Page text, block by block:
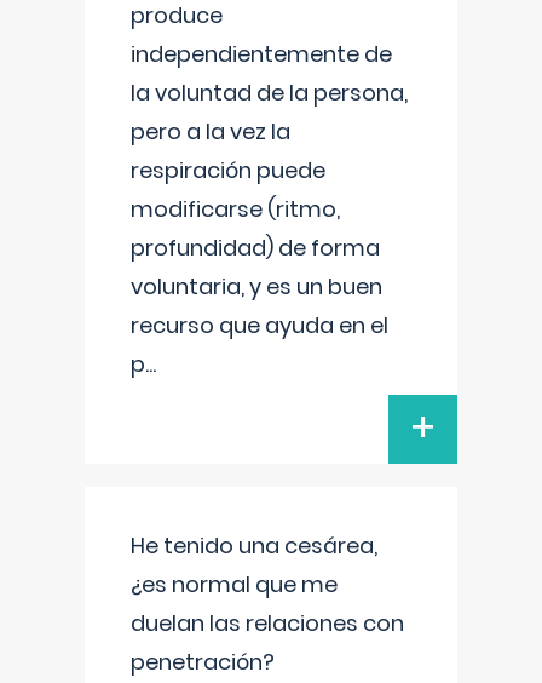
produce
independientemente de
la voluntad de la persona,
pero a la vez la
respiración puede
modificarse (ritmo,
profundidad) de forma
voluntaria, y es un buen
recurso que ayuda en el
p...
+
He tenido una cesárea,
¿es normal que me
duelan las relaciones con
penetración?